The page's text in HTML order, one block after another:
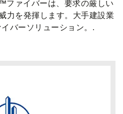
ファイバーは、要求の厳しい
力を発揮します。大手建設業
バーソリューション。.